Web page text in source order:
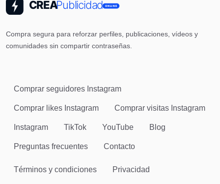
Compra segura para reforzar perfiles, publicaciones, vídeos y
comunidades sin compartir contraseñas.
Comprar seguidores Instagram
Comprar likes Instagram Comprar visitas Instagram
Instagram TikTok YouTube Blog
Preguntas frecuentes Contacto
Términos y condiciones Privacidad